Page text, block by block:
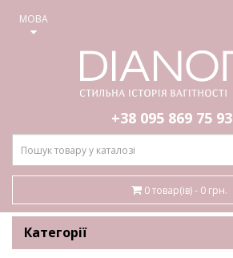
МОВА
+38 095 869 75 93
0 товар(ів) - 0 грн.
Категорії